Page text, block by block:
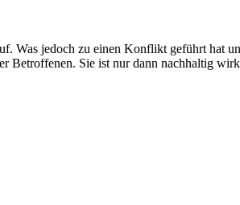
Was jedoch zu einen Konflikt geführt hat
Sie ist nur dann nachhaltig